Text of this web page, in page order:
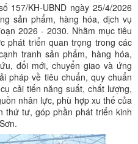
157/KH-UBND ngày 25/4/2026
sản phẩm, hàng hóa, dịch vụ
2026 - 2030. Nhằm mục tiêu
phát triển quan trọng trong các
tranh sản phẩm, hàng hóa,
đổi mới, chuyển giao và ứng
pháp về tiêu chuẩn, quy chuẩn
cải tiến năng suất, chất lượng,
nhân lực, phù hợp xu thế của
thứ tư, góp phần phát triển kinh